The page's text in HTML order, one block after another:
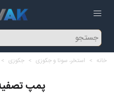
خانه > استخر، سونا و جکوزی > جکوزی >
پمپ